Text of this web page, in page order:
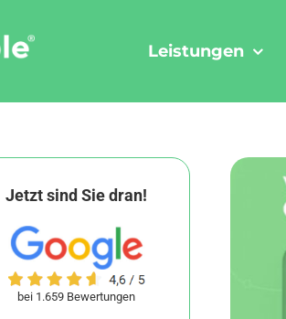
Leistungen
Jetzt sind Sie dran!
bei 1.659 Bewertungen